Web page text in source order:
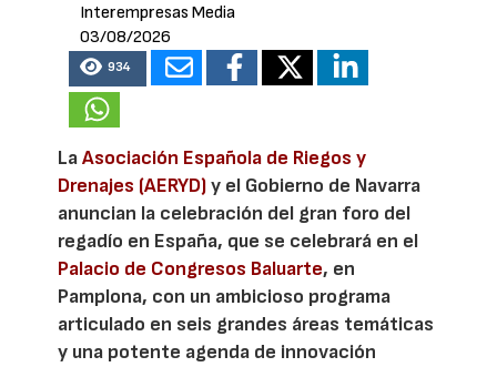
Interempresas Media
03/08/2026
934
LaAsociación Española de Riegos y
Drenajes (AERYD)y el Gobierno de Navarra
anuncian la celebración del gran foro del
regadío en España, que se celebrará en el
Palacio de Congresos Baluarte, en
Pamplona, con un ambicioso programa
articulado en seis grandes áreas temáticas
y una potente agenda de innovación